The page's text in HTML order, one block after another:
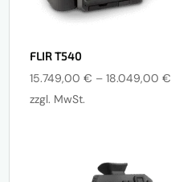
FLIR T540
15.749,00€ –18.049,00€
zzgl. MwSt.